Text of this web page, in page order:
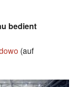
bedient
(auf